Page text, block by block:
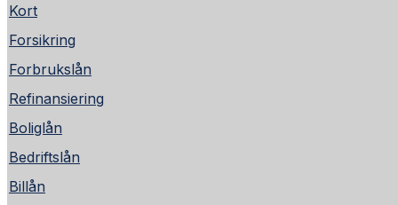
Kort
Forsikring
Forbrukslån
Refinansiering
Boliglån
Bedriftslån
Billån